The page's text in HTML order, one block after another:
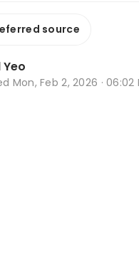
source
Yeo
Mon, Feb 2, 2026 · 06:02